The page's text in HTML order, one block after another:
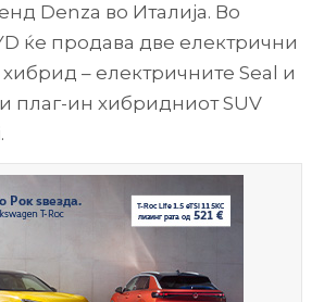
Denza во Италија. Во
ќе продава две електрични
– електричните Seal и
плаг-ин хибридниот SUV